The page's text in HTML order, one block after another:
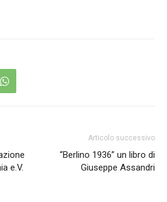
e.V.
Articolo successivo
“Berlino 1936” un libro di
Giuseppe Assandri